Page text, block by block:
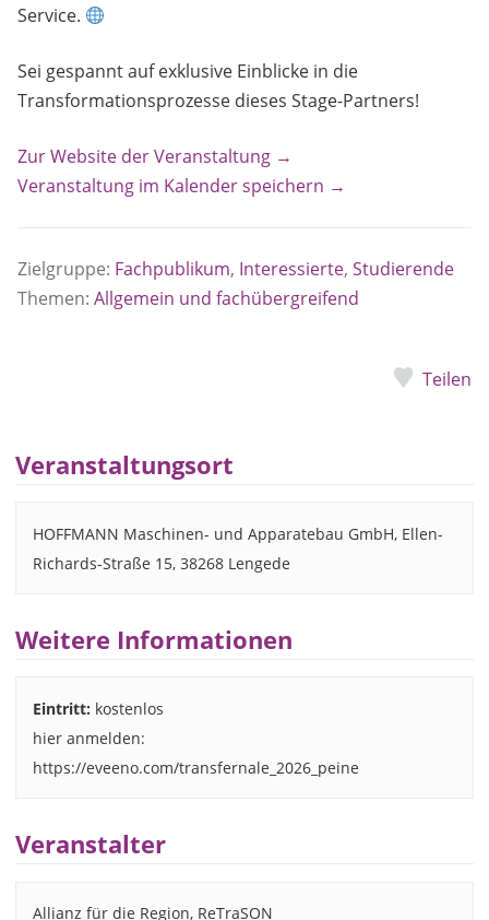
Service.
Sei gespannt auf exklusive Einblicke in die
Transformationsprozesse dieses Stage-Partners!
Zur Website der Veranstaltung →
Veranstaltung im Kalender speichern →
Zielgruppe: Fachpublikum, Interessierte, Studierende
Themen: Allgemein und fachübergreifend
Teilen
Veranstaltungsort
HOFFMANN Maschinen- und Apparatebau GmbH, Ellen-
Richards-Straße 15, 38268 Lengede
Weitere Informationen
Eintritt: kostenlos
hier anmelden:
https://eveeno.com/transfernale_2026_peine
Veranstalter
Allianz für die Region, ReTraSON